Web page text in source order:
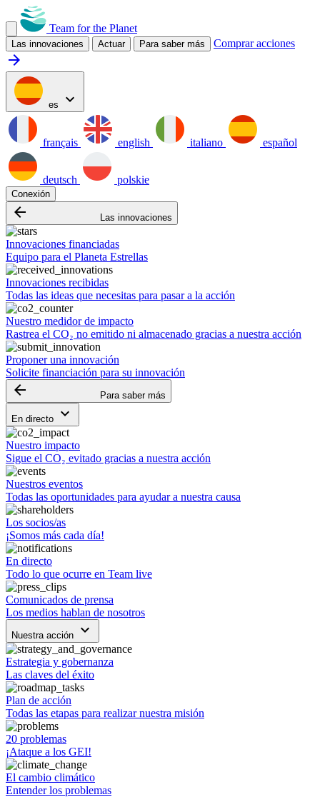
Team for the Planet
Las innovaciones Actuar Para saber más Comprar acciones
arrow_forward
es expand_more
français english italiano español
deutsch polskie
Conexión
arrow_backward Las innovaciones
Innovaciones financiadas
Equipo para el Planeta Estrellas
Innovaciones recibidas
Todas las ideas que necesitas para pasar a la acción
Nuestro medidor de impacto
Rastrea el CO₂ no emitido ni almacenado gracias a nuestra acción
Proponer una innovación
Solicite financiación para su innovación
arrow_backward Para saber más
En directo keyboard_arrow_down
Nuestro impacto
Sigue el CO₂ evitado gracias a nuestra acción
Nuestros eventos
Todas las oportunidades para ayudar a nuestra causa
Los socios/as
¡Somos más cada día!
En directo
Todo lo que ocurre en Team live
Comunicados de prensa
Los medios hablan de nosotros
Nuestra acción keyboard_arrow_down
Estrategia y gobernanza
Las claves del éxito
Plan de acción
Todas las etapas para realizar nuestra misión
20 problemas
¡Ataque a los GEI!
El cambio climático
Entender los problemas